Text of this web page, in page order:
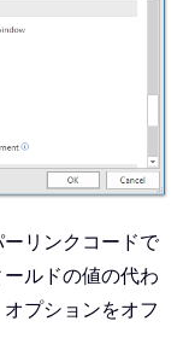
リンクコードで
ルドの値の代わ
プションをオフ